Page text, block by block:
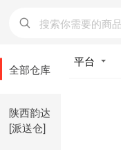
全部仓库
陕西韵达
[派送仓]